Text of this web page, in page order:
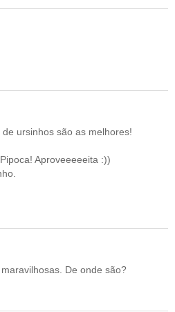
ursinhos são as melhores!
Aproveeeeeita :))
De onde são?